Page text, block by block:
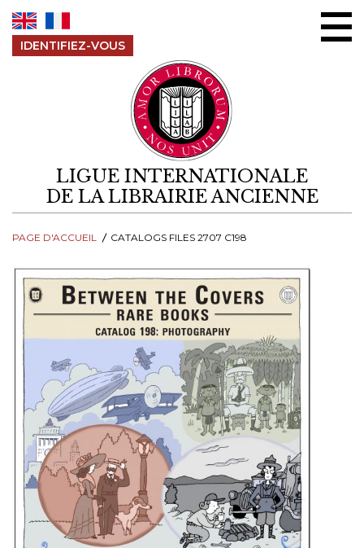
IDENTIFIEZ-VOUS
LIGUE INTERNATIONALE
DE LA LIBRAIRIE ANCIENNE
PAGE D'ACCUEIL CATALOGS FILES 2707 C198